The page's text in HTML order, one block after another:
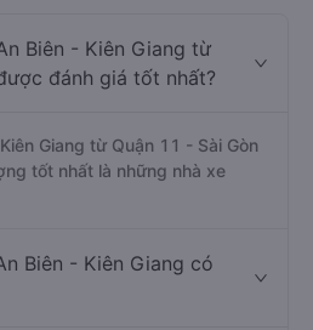
Biên - Kiên Giang từ
đánh giá tốt nhất?
Giang từ Quận 11 - Sài Gòn
tốt nhất là những nhà xe
Biên - Kiên Giang có